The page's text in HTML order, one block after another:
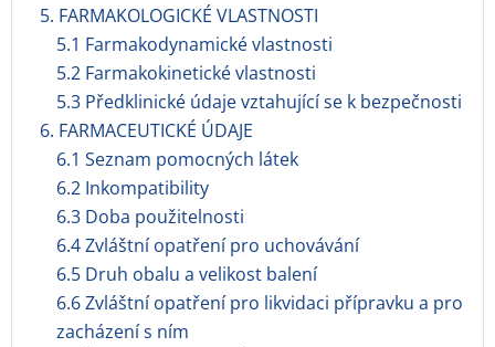
5. FARMAKOLOGICKÉ VLASTNOSTI
5.1 Farmakodynamické vlastnosti
5.2 Farmakokinetické vlastnosti
5.3 Předklinické údaje vztahující se k bezpečnosti
6. FARMACEUTICKÉ ÚDAJE
6.1 Seznam pomocných látek
6.2 Inkompatibility
6.3 Doba použitelnosti
6.4 Zvláštní opatření pro uchovávání
6.5 Druh obalu a velikost balení
6.6 Zvláštní opatření pro likvidaci přípravku a pro
zacházení s ním